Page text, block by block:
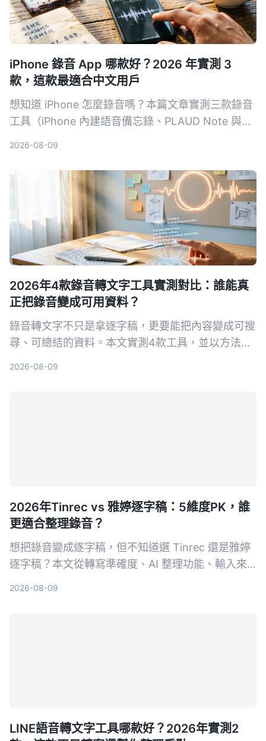
iPhone 錄音 App 哪款好？2026 年實測 3
款，這款最適合中文用戶
想知道 iPhone 怎麼錄音嗎？本篇文章實測三款錄音
工具（iPhone 內建語音備忘錄、PLAUD Note 與
2026-08-09
2026年4款錄音轉文字工具實測對比：誰能真
正把錄音變成可用資料？
錄音轉文字不只是拿逐字稿，更要能把內容變成可搜
尋、可總結的資料。本文實測4款工具，並以方法論
2026-08-09
2026年Tinrec vs 雅婷逐字稿：5維度PK，誰
更適合整理錄音？
想把錄音變成逐字稿，但不知道選 Tinrec 還是雅婷
逐字稿？本文從轉寫準確度、AI 整理功能、輸入來
2026-08-09
LINE語音轉文字工具哪款好？2026年實測2